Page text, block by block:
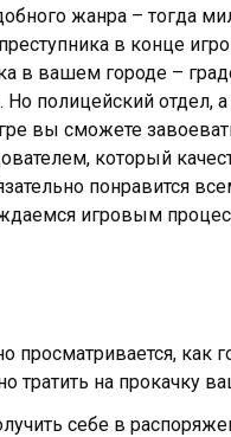
жанра – тогда
в конце
в вашем городе –
Но полицейский
вы сможете
который
понравится
игровым
просматривается,
на прокачку
себе в